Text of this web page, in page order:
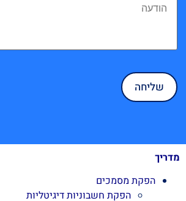
מדריך
הפקת מסמכים
הפקת חשבוניות דיגיטליות